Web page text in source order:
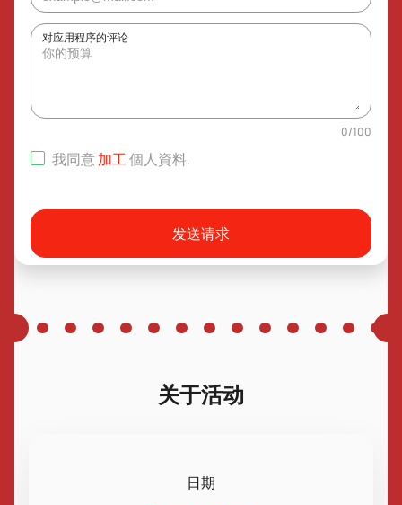
对应用程序的评论
0/100
我同意加工個人資料.
发送请求
关于活动
日期